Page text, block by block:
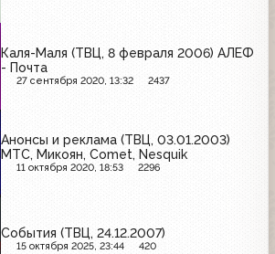
Каля-Маля (ТВЦ, 8 февраля 2006) АЛЕФ
- Почта
27 сентября 2020, 13:32 2437
Анонсы и реклама (ТВЦ, 03.01.2003)
МТС, Микоян, Comet, Nesquik
11 октября 2020, 18:53 2296
События (ТВЦ, 24.12.2007)
15 октября 2025, 23:44 420